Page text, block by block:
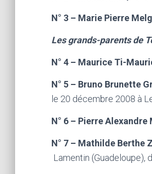
N° 3 – Marie Pierre
Les grands-parents de
N° 4 – Maurice Ti-
N° 5 – Bruno Brunette
le 20 décembre 2008 à
N° 6 – Pierre Alexandre
N° 7 – Mathilde Berthe
Lamentin (Guadeloupe),